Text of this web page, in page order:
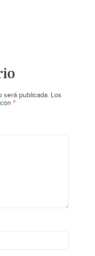
será publicada. Los
*